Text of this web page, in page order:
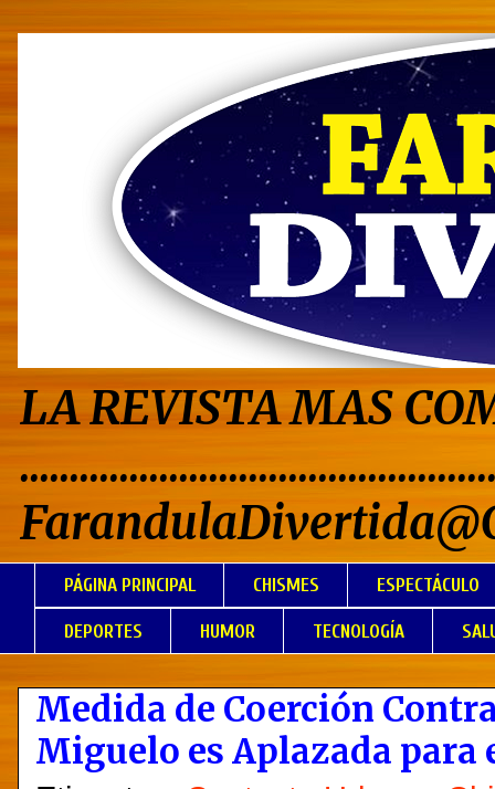
LA REVISTA MAS
PÁGINA PRINCIPAL CHISMES ESPECTÁCULO
DEPORTES HUMOR TECNOLOGÍA
Medida de Coerción
Miguelo es Aplazada para